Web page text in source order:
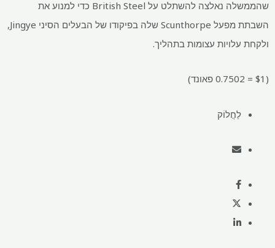
שהממשלה נאלצה להשתלט על British Steel כדי למנוע את
השבתת מפעל Scunthorpe שלה בפיקודו של הבעלים הסיני Jingye,
ולקחת עלויות עצומות בתהליך.
($1 = 0.7502 פאונד)
לַחֲלוֹק